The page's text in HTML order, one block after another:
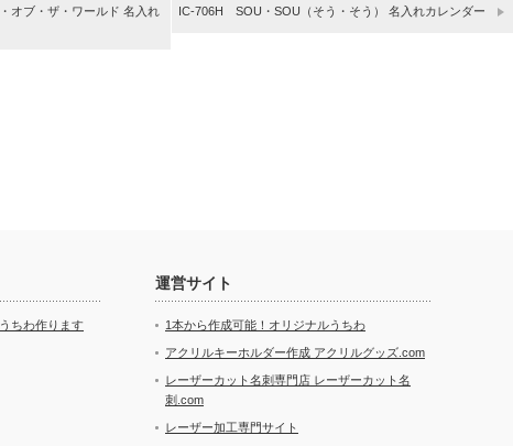
オブ・ザ・ワールド 名入れ
IC-706H SOU・SOU（そう・そう） 名入れカレンダー
ちわ作ります
運営サイト
1本から作成可能！オリジナルうちわ
アクリルキーホルダー作成 アクリルグッズ.com
レーザーカット名刺専門店 レーザーカット名
刺.com
レーザー加工専門サイト